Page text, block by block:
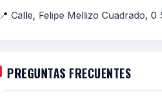
📍 Calle, Felipe Mellizo Cuadrado, 0
PREGUNTAS FRECUENTES